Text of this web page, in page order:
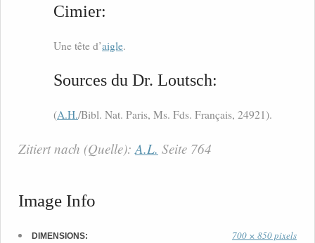
Cimier:
Une tête d’aigle.
Sources du Dr. Loutsch:
(A.H./Bibl. Nat. Paris, Ms. Fds. Français, 24921).
Zitiert nach (Quelle): A.L. Seite 764
Image Info
DIMENSIONS: 700 × 850 pixels